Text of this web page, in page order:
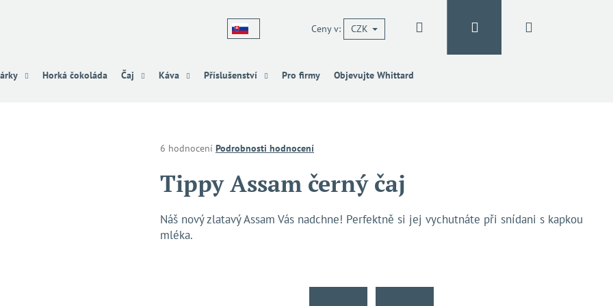
Horká čokoláda Čaj Káva Příslušenství Pro firmy Objevujte Whittard
Ceny v: CZK Přihlášení
Průměrné
produktu
z
5
hvězdiček.
6 hodnocení Podrobnosti hodnocení
Tippy Assam černý čaj
Náš nový zlatavý Assam Vás nadchne! Perfektně si jej vychutnáte při snídani s kapkou
mléka.
Co potřebujete najít?